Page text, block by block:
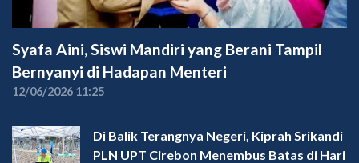
Syafa Aini, Siswi Mandiri yang Berani Tampil
Bernyanyi di Hadapan Menteri
12/06/2026 11:25
Di Balik Terangnya Negeri, Kiprah Srikandi
PLN UPT Cirebon Menembus Batas di Hari